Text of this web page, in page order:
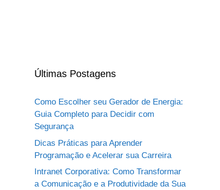
Últimas Postagens
Como Escolher seu Gerador de Energia:
Guia Completo para Decidir com
Segurança
Dicas Práticas para Aprender
Programação e Acelerar sua Carreira
Intranet Corporativa: Como Transformar
a Comunicação e a Produtividade da Sua